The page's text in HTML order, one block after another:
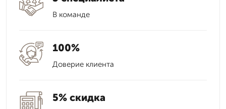
В команде
100%
Доверие клиента
5% скидка